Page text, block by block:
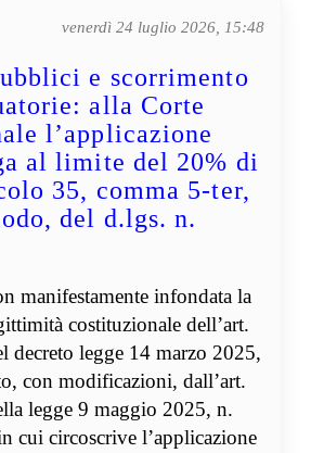
venerdì 24 luglio 2026, 15:48
e scorrimento
alla Corte
l’applicazione
al limite del 20% di
35, comma 5-ter,
del d.lgs. n.
manifestamente infondata la
costituzionale dell’art.
decreto legge 14 marzo 2025,
con modificazioni, dall’art.
legge 9 maggio 2025, n.
cui circoscrive l’applicazione